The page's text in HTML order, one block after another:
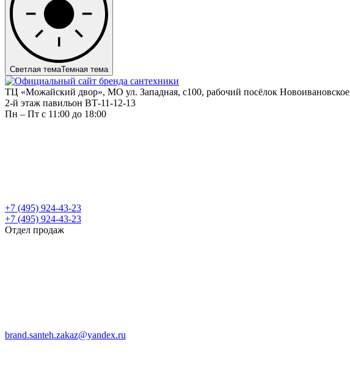
Светлая темаТемная тема
ТЦ «Можайский двор», МО ул. Западная, с100, рабочий посёлок Новоивановское
2-й этаж павильон ВТ-11-12-13
Пн – Пт c 11:00 до 18:00
+7 (495) 924-43-23
+7 (495) 924-43-23
Отдел продаж
brand.santeh.zakaz@yandex.ru